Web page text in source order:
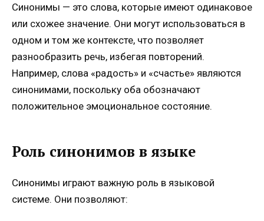
Синонимы — это слова, которые имеют одинаковое
или схожее значение. Они могут использоваться в
одном и том же контексте, что позволяет
разнообразить речь, избегая повторений.
Например, слова «радость» и «счастье» являются
синонимами, поскольку оба обозначают
положительное эмоциональное состояние.
Роль синонимов в языке
Синонимы играют важную роль в языковой
системе. Они позволяют: